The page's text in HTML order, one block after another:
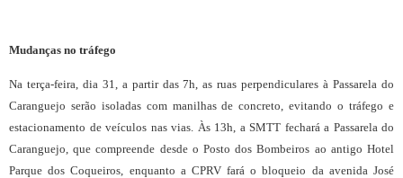
Mudanças no tráfego
Na terça-feira, dia 31, a partir das 7h, as ruas perpendiculares à Passarela do
Caranguejo serão isoladas com manilhas de concreto, evitando o tráfego e
estacionamento de veículos nas vias. Às 13h, a SMTT fechará a Passarela do
Caranguejo, que compreende desde o Posto dos Bombeiros ao antigo Hotel
Parque dos Coqueiros, enquanto a CPRV fará o bloqueio da avenida José